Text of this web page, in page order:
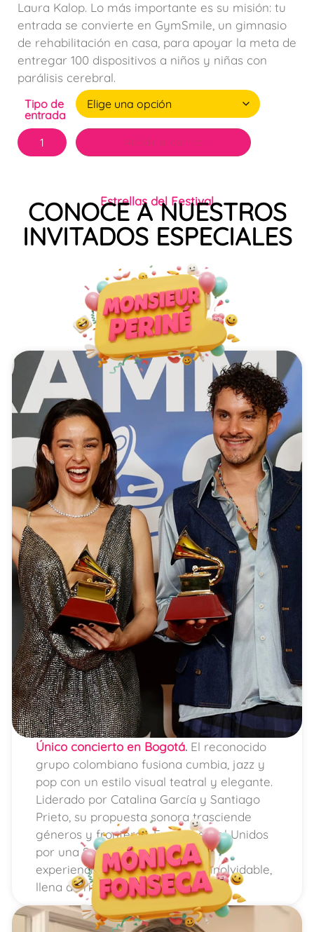
Laura Kalop. Lo más importante es su misión: tu
entrada se convierte en GymSmile, un gimnasio
de rehabilitación en casa, para apoyar la meta de
entregar 100 dispositivos a niños y niñas con
parálisis cerebral.
Tipo de
entrada
Añadir al carrito
Estrellas del Festival
CONOCE A NUESTROS
INVITADOS ESPECIALES
Único concierto en Bogotá. El reconocido
grupo colombiano fusiona cumbia, jazz y
pop con un estilo visual teatral y elegante.
Liderado por Catalina García y Santiago
Prieto, su propuesta sonora trasciende
géneros y fronteras. En el Festival Unidos
por una Sonrisa, presentan una
experiencia musical vibrante e inolvidable,
llena de ritmo, color y emoción.